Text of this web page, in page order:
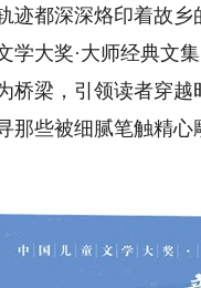
都深深烙印着故乡
学大奖·大师经典文
桥梁，引领读者穿
些被细腻笔触精心